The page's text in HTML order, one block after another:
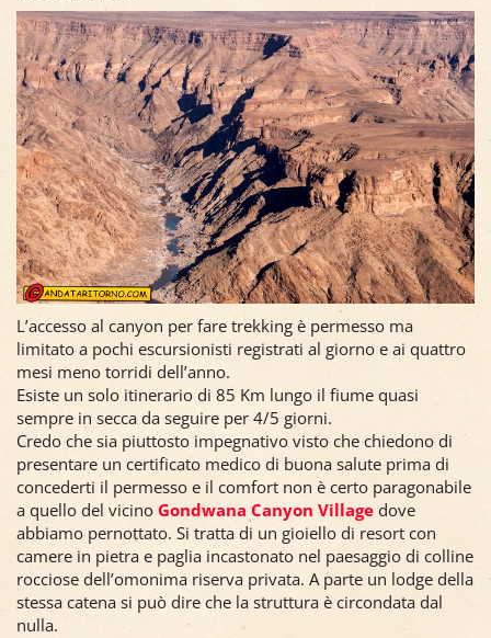
L’accesso al canyon per fare trekking è permesso ma
limitato a pochi escursionisti registrati al giorno e ai quattro
mesi meno torridi dell’anno.
Esiste un solo itinerario di 85 Km lungo il fiume quasi
sempre in secca da seguire per 4/5 giorni.
Credo che sia piuttosto impegnativo visto che chiedono di
presentare un certificato medico di buona salute prima di
concederti il permesso e il comfort non è certo paragonabile
a quello del vicino Gondwana Canyon Village dove
abbiamo pernottato. Si tratta di un gioiello di resort con
camere in pietra e paglia incastonato nel paesaggio di colline
rocciose dell’omonima riserva privata. A parte un lodge della
stessa catena si può dire che la struttura è circondata dal
nulla.